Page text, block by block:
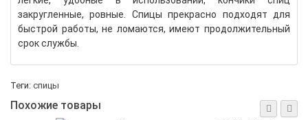
закругленные, ровные. Спицы прекрасно подходят для
быстрой работы, не ломаются, имеют продолжительный
срок службы.
Теги: спицы
Похожие товары